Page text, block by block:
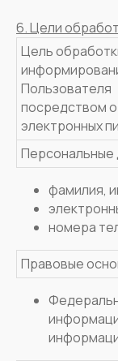
6. Цели
Цель
Пользователя
посредством
электронных
Персональные
фамилия,
номера
Правовые